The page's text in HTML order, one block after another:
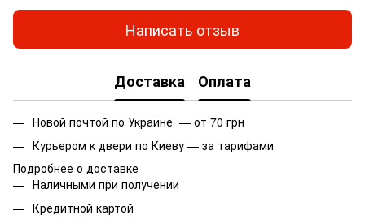
Написать отзыв
Доставка Оплата
Новой почтой по Украине — от 70 грн
Курьером к двери по Киеву — за тарифами
Подробнее о доставке
Наличными при получении
Кредитной картой